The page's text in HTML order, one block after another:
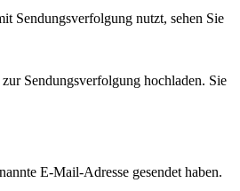
Sendungsverfolgung nutzt, sehen Sie
Sendungsverfolgung hochladen. Sie
E-Mail-Adresse gesendet haben.